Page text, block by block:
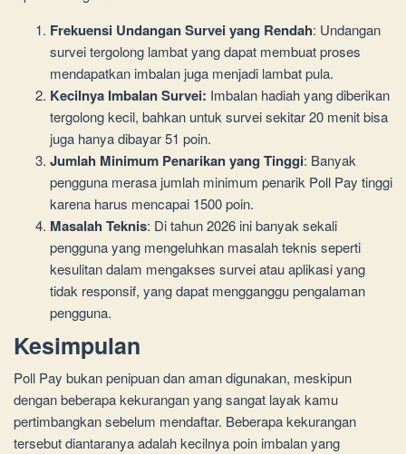
Frekuensi Undangan Survei yang Rendah: Undangan
survei tergolong lambat yang dapat membuat proses
mendapatkan imbalan juga menjadi lambat pula.
Kecilnya Imbalan Survei: Imbalan hadiah yang diberikan
tergolong kecil, bahkan untuk survei sekitar 20 menit bisa
juga hanya dibayar 51 poin.
Jumlah Minimum Penarikan yang Tinggi: Banyak
pengguna merasa jumlah minimum penarik Poll Pay tinggi
karena harus mencapai 1500 poin.
Masalah Teknis: Di tahun 2026 ini banyak sekali
pengguna yang mengeluhkan masalah teknis seperti
kesulitan dalam mengakses survei atau aplikasi yang
tidak responsif, yang dapat mengganggu pengalaman
pengguna.
Kesimpulan
Poll Pay bukan penipuan dan aman digunakan, meskipun
dengan beberapa kekurangan yang sangat layak kamu
pertimbangkan sebelum mendaftar. Beberapa kekurangan
tersebut diantaranya adalah kecilnya poin imbalan yang